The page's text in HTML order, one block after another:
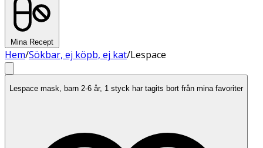
Mina Recept
Hem/Sökbar, ej köpb, ej kat/Lespace
Lespace mask, barn 2-6 år, 1 styck har tagits bort från mina favoriter